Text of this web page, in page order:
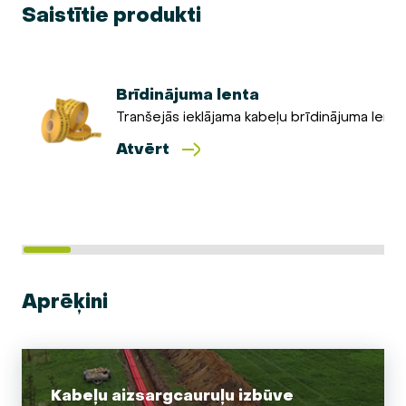
Saistītie produkti
Brīdinājuma lenta
Tranšejās ieklājama kabeļu brīdinājuma lenta
Atvērt
Aprēķini
Kabeļu aizsargcauruļu izbūve